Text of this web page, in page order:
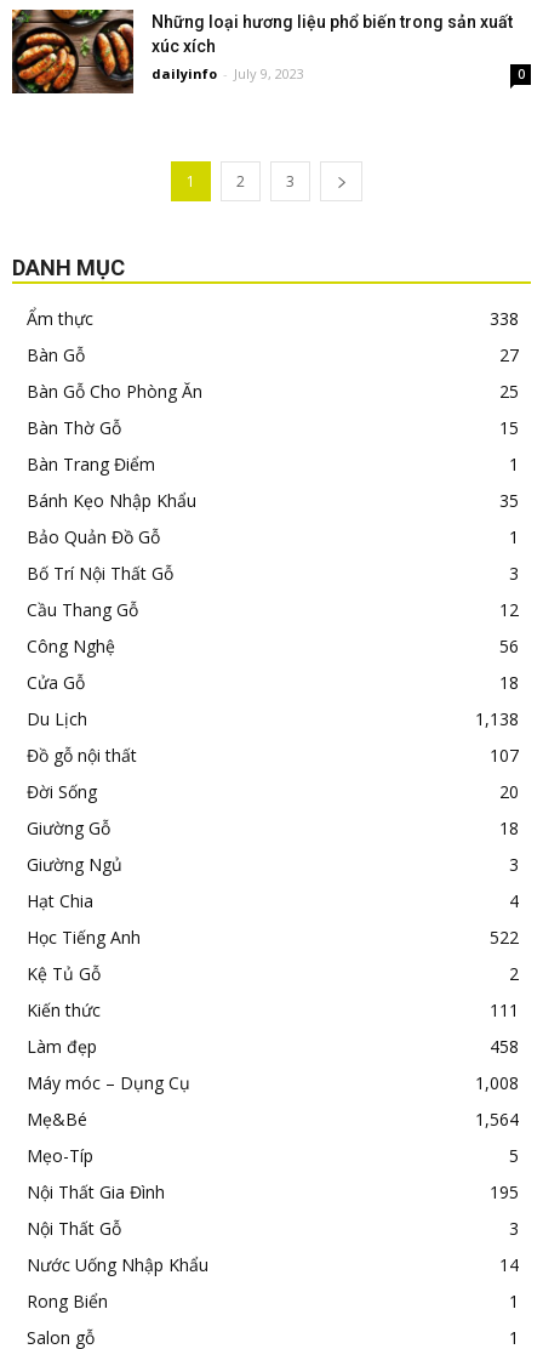
Những loại hương liệu phổ biến trong sản xuất
xúc xích
dailyinfo - July 9, 2023 0
1 2 3
DANH MỤC
Ẩm thực
338
Bàn Gỗ
27
Bàn Gỗ Cho Phòng Ăn
25
Bàn Thờ Gỗ
15
Bàn Trang Điểm
1
Bánh Kẹo Nhập Khẩu
35
Bảo Quản Đồ Gỗ
1
Bố Trí Nội Thất Gỗ
3
Cầu Thang Gỗ
12
Công Nghệ
56
Cửa Gỗ
18
Du Lịch
1,138
Đồ gỗ nội thất
107
Đời Sống
20
Giường Gỗ
18
Giường Ngủ
3
Hạt Chia
4
Học Tiếng Anh
522
Kệ Tủ Gỗ
2
Kiến thức
111
Làm đẹp
458
Máy móc – Dụng Cụ
1,008
Mẹ&Bé
1,564
Mẹo-Típ
5
Nội Thất Gia Đình
195
Nội Thất Gỗ
3
Nước Uống Nhập Khẩu
14
Rong Biển
1
Salon gỗ
1